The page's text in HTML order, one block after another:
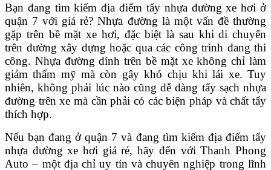
Bạn đang tìm kiếm địa điểm tẩy nhựa đường xe hơi ở
quận 7 với giá rẻ? Nhựa đường là một vấn đề thường
gặp trên bề mặt xe hơi, đặc biệt là sau khi di chuyển
trên đường xây dựng hoặc qua các công trình đang thi
công. Nhựa đường dính trên bề mặt xe không chỉ làm
giảm thẩm mỹ mà còn gây khó chịu khi lái xe. Tuy
nhiên, không phải lúc nào cũng dễ dàng tẩy sạch nhựa
đường trên xe mà cần phải có các biện pháp và chất tẩy
thích hợp.
Nếu bạn đang ở quận 7 và đang tìm kiếm địa điểm tẩy
nhựa đường xe hơi giá rẻ, hãy đến với Thanh Phong
Auto – một địa chỉ uy tín và chuyên nghiệp trong lĩnh